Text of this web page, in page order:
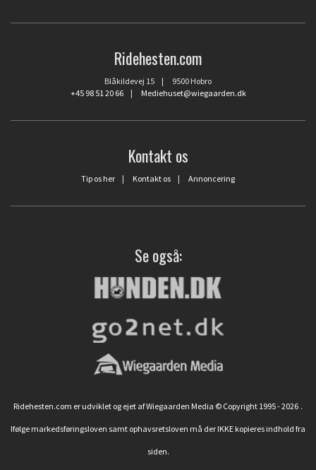
Ridehesten.com
Blåkildevej 15 | 9500 Hobro
+45 98 51 20 66| Mediehuset@wiegaarden.dk
Kontakt os
Tip os her | Kontakt os | Annoncering
Se også:
Ridehesten.com er udviklet og ejet af Wiegaarden Media © Copyright 1995 - 2026 .
Ifølge markedsføringsloven samt ophavsretsloven må der IKKE kopieres indhold fra
siden.